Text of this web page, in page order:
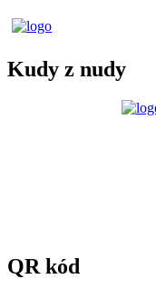
Kudy z nudy
QR kód